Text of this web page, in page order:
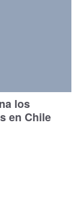
los
en Chile